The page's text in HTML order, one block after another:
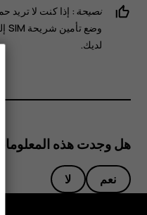
الهواتف الذكية
الهواتف
HMD Terra M
HMD DUB
نصيحة:
وضعتأمين شريحة SIM
لديك.
هل وجدت هذه
نعم لا